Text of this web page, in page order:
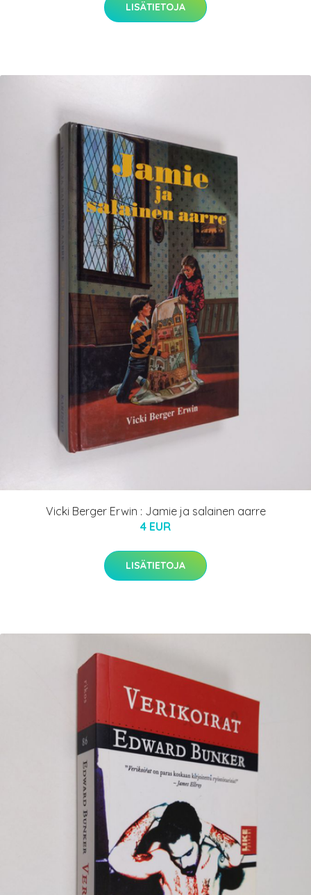
LISÄTIETOJA
Vicki Berger Erwin : Jamie ja salainen aarre
4 EUR
LISÄTIETOJA